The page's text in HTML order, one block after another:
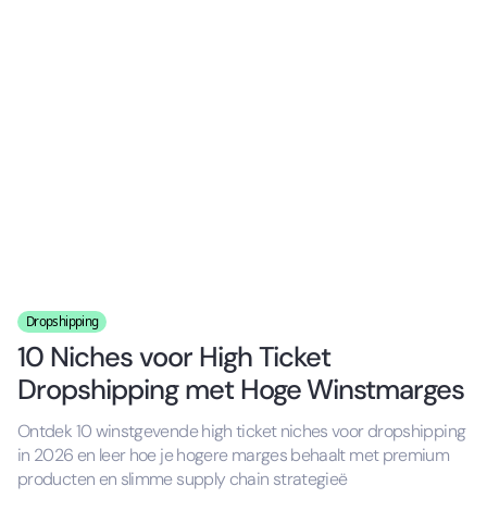
Dropshipping
10 Niches voor High Ticket
Dropshipping met Hoge Winstmarges
Ontdek 10 winstgevende high ticket niches voor dropshipping
in 2026 en leer hoe je hogere marges behaalt met premium
producten en slimme supply chain strategieë